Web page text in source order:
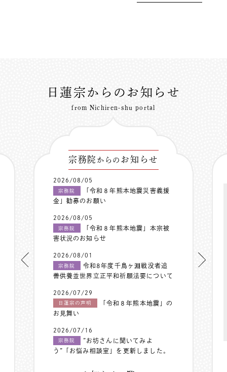
日蓮宗からのお知らせ
from Nichiren-shu portal
宗務院 からの お知らせ
2026/08/05
宗務院
「令和８年熊本地震災害義援
金」勧募のお願い
2026/08/05
宗務院
「令和８年熊本地震」本宗被
害状況のお知らせ
2026/08/01
宗務院
令和8年度千鳥ヶ淵戦没者追
善供養並世界立正平和祈願法要について
2026/07/29
日蓮宗の声明
「令和８年熊本地震」の
お見舞い
2026/07/16
宗務院
”お坊さんに聞いてみよ
う”「お悩み相談室」を更新しました。